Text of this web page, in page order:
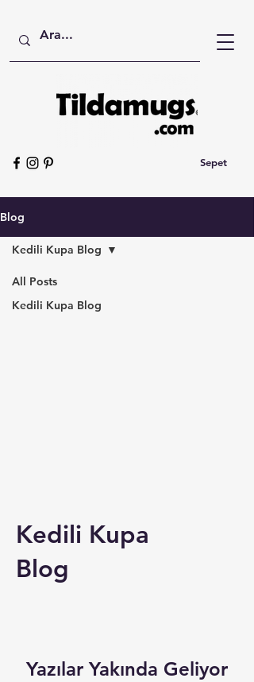
Sepet
Blog
All Posts
Kedili Kupa Blog
Kedili Kupa Blog
Kedili Kupa
Blog
Yazılar Yakında Geliyor